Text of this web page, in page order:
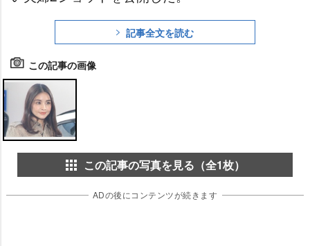
記事全文を読む
この記事の画像
この記事の写真を見る（全1枚）
ADの後にコンテンツが続きます